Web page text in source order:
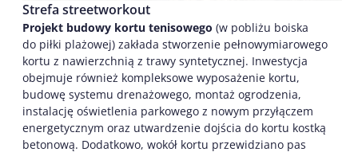
Strefa streetworkout
Projekt budowy kortu tenisowego (w pobliżu boiska
do piłki plażowej) zakłada stworzenie pełnowymiarowego
kortu z nawierzchnią z trawy syntetycznej. Inwestycja
obejmuje również kompleksowe wyposażenie kortu,
budowę systemu drenażowego, montaż ogrodzenia,
instalację oświetlenia parkowego z nowym przyłączem
energetycznym oraz utwardzenie dojścia do kortu kostką
betonową. Dodatkowo, wokół kortu przewidziano pas